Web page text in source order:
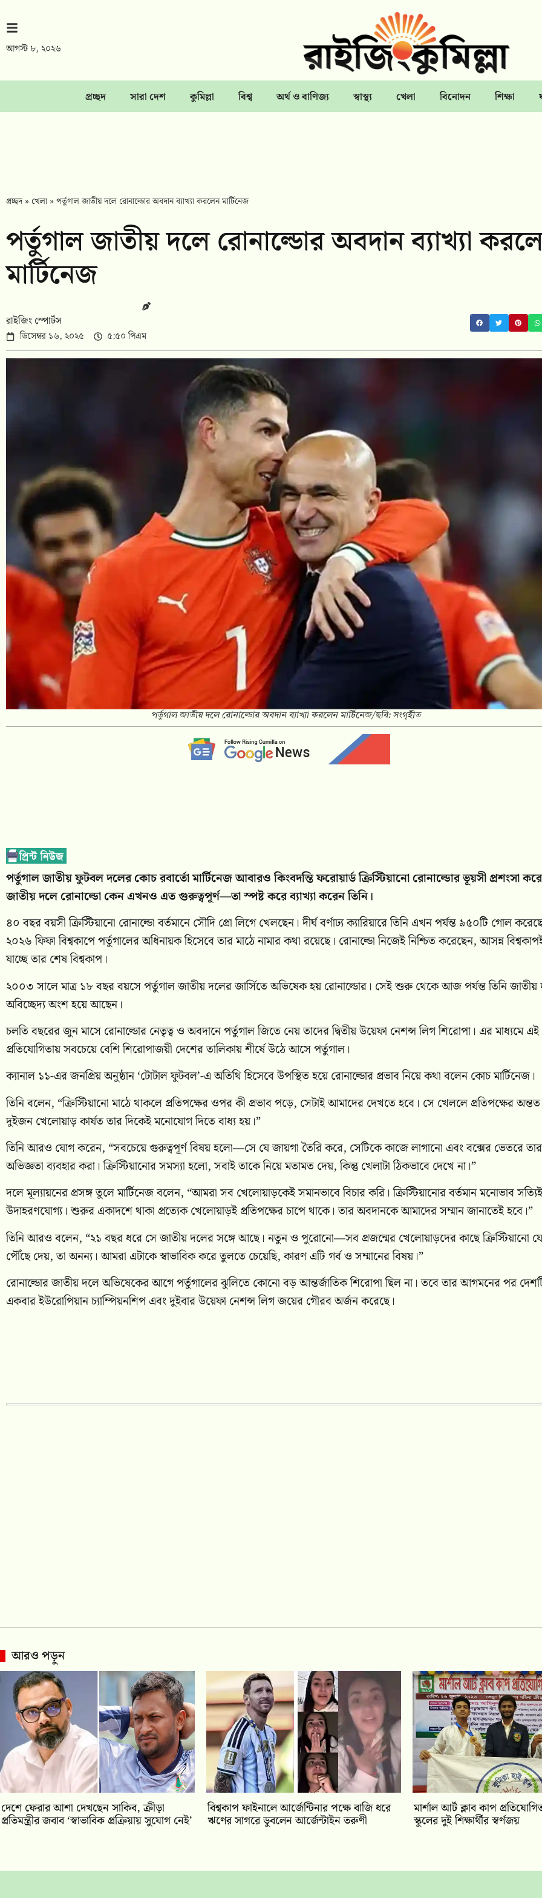
আগস্ট ৮, ২০২৬
প্রচ্ছদ সারা দেশ কুমিল্লা বিশ্ব অর্থ ও বাণিজ্য স্বাস্থ্য খেলা বিনোদন শিক্ষা
প্রচ্ছদ» খেলা »পর্তুগাল জাতীয় দলে রোনাল্ডোর অবদান ব্যাখ্যা করলেন মার্টিনেজ
পর্তুগাল জাতীয় দলে রোনাল্ডোর অবদান ব্যাখ্যা
মার্টিনেজ
রাইজিং স্পোর্টস
ডিসেম্বর ১৬, ২০২৫ ৫:৫০ পিএম
পর্তুগাল জাতীয় দলে রোনাল্ডোর অবদান ব্যাখ্যা করলেন মার্টিনেজ/ছবি: সংগৃহীত
পর্তুগাল জাতীয় ফুটবল দলের কোচ রবার্তো মার্টিনেজ আবারও কিংবদন্তি ফরোয়ার্ড ক্রিস্টিয়ানো রোনাল্ডোর ভূয়সী প্রশংসা
জাতীয় দলে রোনাল্ডো কেন এখনও এত গুরুত্বপূর্ণ—তা স্পষ্ট করে ব্যাখ্যা করেন তিনি।
৪০ বছর বয়সী ক্রিস্টিয়ানো রোনাল্ডো বর্তমানে সৌদি প্রো লিগে খেলছেন। দীর্ঘ বর্ণাঢ্য ক্যারিয়ারে তিনি এখন পর্যন্ত ৯৫০টি গোল
২০২৬ ফিফা বিশ্বকাপে পর্তুগালের অধিনায়ক হিসেবে তার মাঠে নামার কথা রয়েছে। রোনাল্ডো নিজেই নিশ্চিত করেছেন, আসন্ন
যাচ্ছে তার শেষ বিশ্বকাপ।
২০০৩ সালে মাত্র ১৮ বছর বয়সে পর্তুগাল জাতীয় দলের জার্সিতে অভিষেক হয় রোনাল্ডোর। সেই শুরু থেকে আজ পর্যন্ত তিনি
অবিচ্ছেদ্য অংশ হয়ে আছেন।
চলতি বছরের জুন মাসে রোনাল্ডোর নেতৃত্ব ও অবদানে পর্তুগাল জিতে নেয় তাদের দ্বিতীয় উয়েফা নেশন্স লিগ শিরোপা। এর মাধ্যমে এই
প্রতিযোগিতায় সবচেয়ে বেশি শিরোপাজয়ী দেশের তালিকায় শীর্ষে উঠে আসে পর্তুগাল।
ক্যানাল ১১-এর জনপ্রিয় অনুষ্ঠান ‘টোটাল ফুটবল’-এ অতিথি হিসেবে উপস্থিত হয়ে রোনাল্ডোর প্রভাব নিয়ে কথা বলেন কোচ মার্টিনেজ।
তিনি বলেন, “ক্রিস্টিয়ানো মাঠে থাকলে প্রতিপক্ষের ওপর কী প্রভাব পড়ে, সেটাই আমাদের দেখতে হবে। সে খেললে প্রতিপক্ষের অন্তত
দুইজন খেলোয়াড় কার্যত তার দিকেই মনোযোগ দিতে বাধ্য হয়।”
তিনি আরও যোগ করেন, “সবচেয়ে গুরুত্বপূর্ণ বিষয় হলো—সে যে জায়গা তৈরি করে, সেটিকে কাজে লাগানো এবং বক্সের ভেতরে তার
অভিজ্ঞতা ব্যবহার করা। ক্রিস্টিয়ানোর সমস্যা হলো, সবাই তাকে নিয়ে মতামত দেয়, কিন্তু খেলাটা ঠিকভাবে দেখে না।”
দলে মূল্যায়নের প্রসঙ্গ তুলে মার্টিনেজ বলেন, “আমরা সব খেলোয়াড়কেই সমানভাবে বিচার করি। ক্রিস্টিয়ানোর বর্তমান মনোভাব সত্যিই
উদাহরণযোগ্য। শুরুর একাদশে থাকা প্রত্যেক খেলোয়াড়ই প্রতিপক্ষের চাপে থাকে। তার অবদানকে আমাদের সম্মান জানাতেই হবে।”
তিনি আরও বলেন, “২১ বছর ধরে সে জাতীয় দলের সঙ্গে আছে। নতুন ও পুরোনো—সব প্রজন্মের খেলোয়াড়দের কাছে ক্রিস্টিয়ানো যে
পৌঁছে দেয়, তা অনন্য। আমরা এটাকে স্বাভাবিক করে তুলতে চেয়েছি, কারণ এটি গর্ব ও সম্মানের বিষয়।”
রোনাল্ডোর জাতীয় দলে অভিষেকের আগে পর্তুগালের ঝুলিতে কোনো বড় আন্তর্জাতিক শিরোপা ছিল না। তবে তার আগমনের পর
একবার ইউরোপিয়ান চ্যাম্পিয়নশিপ এবং দুইবার উয়েফা নেশন্স লিগ জয়ের গৌরব অর্জন করেছে।
আরও পড়ুন
দেশে ফেরার আশা দেখছেন সাকিব, ক্রীড়া
প্রতিমন্ত্রীর জবাব ‘স্বাভাবিক প্রক্রিয়ায় সুযোগ নেই’
বিশ্বকাপ ফাইনালে আর্জেন্টিনার পক্ষে বাজি ধরে
ঋণের সাগরে ডুবলেন আর্জেন্টাইন তরুণী
মার্শাল আর্ট ক্লাব কাপ
স্কুলের দুই শিক্ষার্থীর স্বর্ণজয়